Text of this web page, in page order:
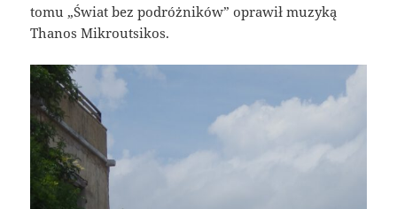
tomu „Świat bez podróżników” oprawił muzyką
Thanos Mikroutsikos.